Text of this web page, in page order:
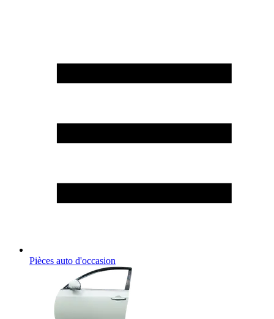
Pièces auto d'occasion